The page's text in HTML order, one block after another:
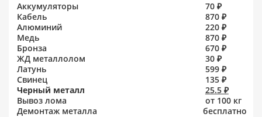
Аккумуляторы
70 ₽
Кабель
870 ₽
Алюминий
220 ₽
Медь
870 ₽
Бронза
670 ₽
ЖД металлолом
30 ₽
Латунь
599 ₽
Свинец
135 ₽
Черный металл
25.5 ₽
Вывоз лома
от 100 кг
Демонтаж металла
бесплатно